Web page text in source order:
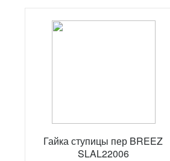
Гайка ступицы пер BREEZ
SLAL22006